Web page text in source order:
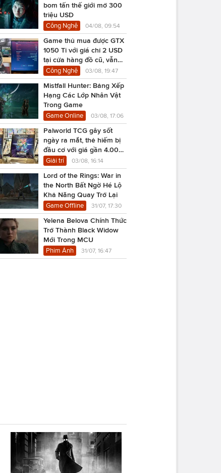
bom tấn thế giới mở 300
triệu USD
Công Nghệ 04/08, 09:54
Game thủ mua được GTX
1050 Ti với giá chỉ 2 USD
tại cửa hàng đồ cũ, vẫn
chạy Cyberpunk 2077
Công Nghệ 03/08, 19:47
Mistfall Hunter: Bảng Xếp
Hạng Các Lớp Nhân Vật
Trong Game
Game Online 03/08, 17:06
Palworld TCG gây sốt
ngày ra mắt, thẻ hiếm bị
đầu cơ với giá gần 4.000
USD
Giải trí 03/08, 16:14
Lord of the Rings: War in
the North Bất Ngờ Hé Lộ
Khả Năng Quay Trở Lại
Game Offline 31/07, 17:30
Yelena Belova Chính Thức
Trở Thành Black Widow
Mới Trong MCU
Phim Ảnh 31/07, 16:47